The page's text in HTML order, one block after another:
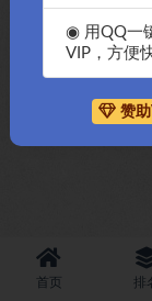
首页 排
◉ 用QQ一
VIP，方便
赞